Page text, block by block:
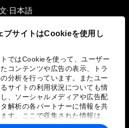
ブサイトはCookieを使用し
ではCookieを使って、ユーザー
コンテンツや広告の表示、トラ
分析を行っています。またユー
サイトの利用状況についても情
、ソーシャルメディアや広告配
解析の各パートナーに情報を共
す。ここで収集された情報は、
が各パートナーに提供した他の情
▪ 日本語